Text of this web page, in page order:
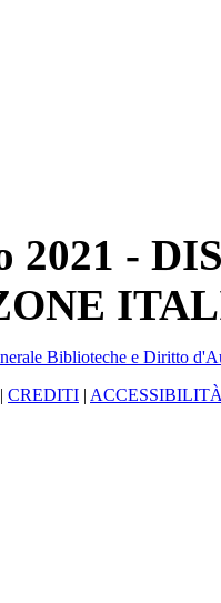
2021 -
Biblioteche e Diritto
| CREDITI |